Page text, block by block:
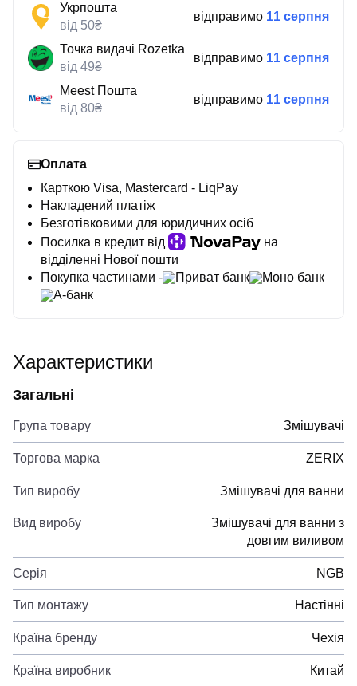
Укрпошта
від 50₴
відправимо 11 серпня
Точка видачі Rozetka
від 49₴
відправимо 11 серпня
Meest Пошта
від 80₴
відправимо 11 серпня
Оплата
Карткою Visa, Mastercard - LiqPay
Накладений платіж
Безготівковими для юридичних осіб
Посилка в кредит від
на
відділенні Нової пошти
Покупка частинами -
Приват банк
Моно банк
А-банк
Характеристики
Загальні
Група товару Змішувачі
Торгова марка ZERIX
Тип виробу Змішувачі для ванни
Вид виробу
Змішувачі для ванни з
довгим виливом
Серія NGB
Тип монтажу Настінні
Країна бренду Чехія
Країна виробник Китай